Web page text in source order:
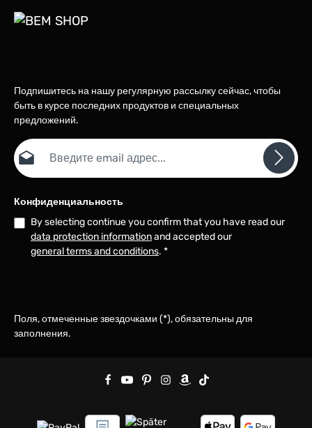
Подпишитесь на нашу регулярную рассылку сейчас, чтобы
быть в курсе последних продуктов и специальных
предложений.
Email адрес*
Конфиденциальность
By selecting continue you confirm that you have read our
data protection informationand accepted our
general terms and conditions. *
Поля, отмеченные звездочками (*), обязательны для
заполнения.